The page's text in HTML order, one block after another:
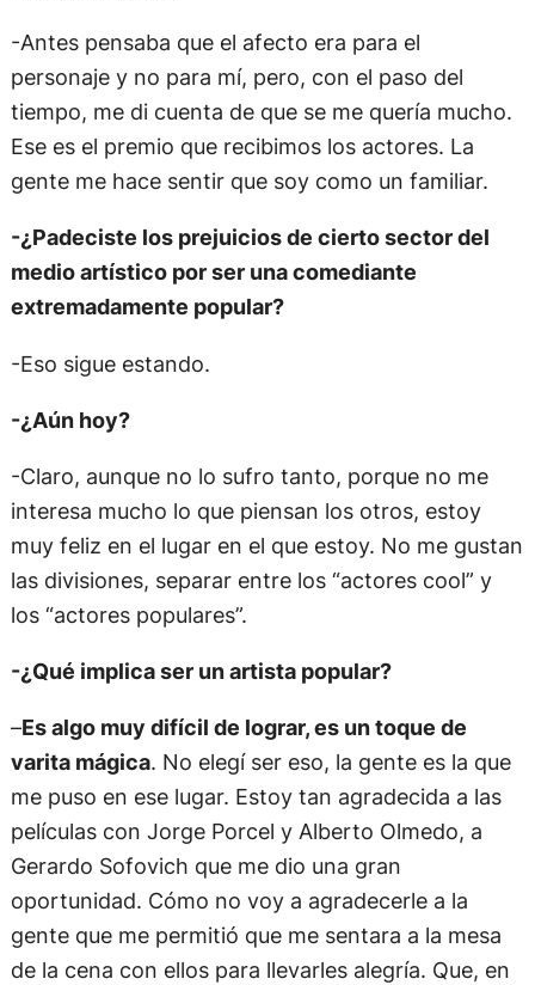
-Antes pensaba que el afecto era para el
personaje y no para mí, pero, con el paso del
tiempo, me di cuenta de que se me quería mucho.
Ese es el premio que recibimos los actores. La
gente me hace sentir que soy como un familiar.
-¿Padeciste los prejuicios de cierto sector del
medio artístico por ser una comediante
extremadamente popular?
-Eso sigue estando.
-¿Aún hoy?
-Claro, aunque no lo sufro tanto, porque no me
interesa mucho lo que piensan los otros, estoy
muy feliz en el lugar en el que estoy. No me gustan
las divisiones, separar entre los “actores cool” y
los “actores populares”.
-¿Qué implica ser un artista popular?
–Es algo muy difícil de lograr, es un toque de
varita mágica. No elegí ser eso, la gente es la que
me puso en ese lugar. Estoy tan agradecida a las
películas con Jorge Porcel y Alberto Olmedo, a
Gerardo Sofovich que me dio una gran
oportunidad. Cómo no voy a agradecerle a la
gente que me permitió que me sentara a la mesa
de la cena con ellos para llevarles alegría. Que, en